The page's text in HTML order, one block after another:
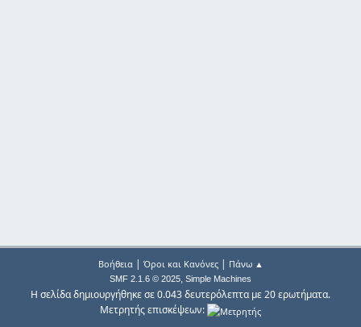
Βοήθεια| Όροι και Κανόνες| Πάνω ▲
SMF 2.1.6 © 2025, Simple Machines
Η σελίδα δημιουργήθηκε σε 0.043 δευτερόλεπτα με 20 ερωτήματα.
Μετρητής επισκέψεων: